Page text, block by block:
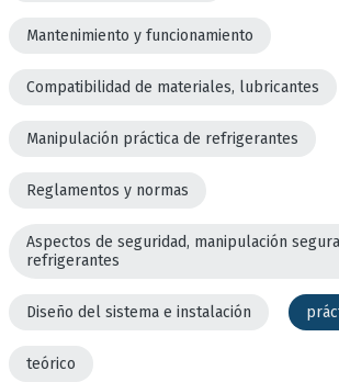
Mantenimiento y funcionamiento
Compatibilidad de materiales, lubricantes
Manipulación práctica de refrigerantes
Reglamentos y normas
Aspectos de seguridad, manipulación
refrigerantes
Diseño del sistema e instalación
teórico